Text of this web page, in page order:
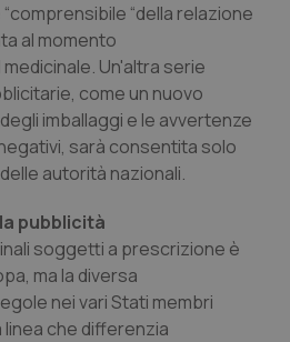
“della relazione
al momento
Un'altra serie
come un nuovo
imballaggi e le avvertenze
sarà consentita solo
autorità nazionali.
pubblicità
soggetti a prescrizione è
ma la diversa
nei vari Stati membri
che differenzia